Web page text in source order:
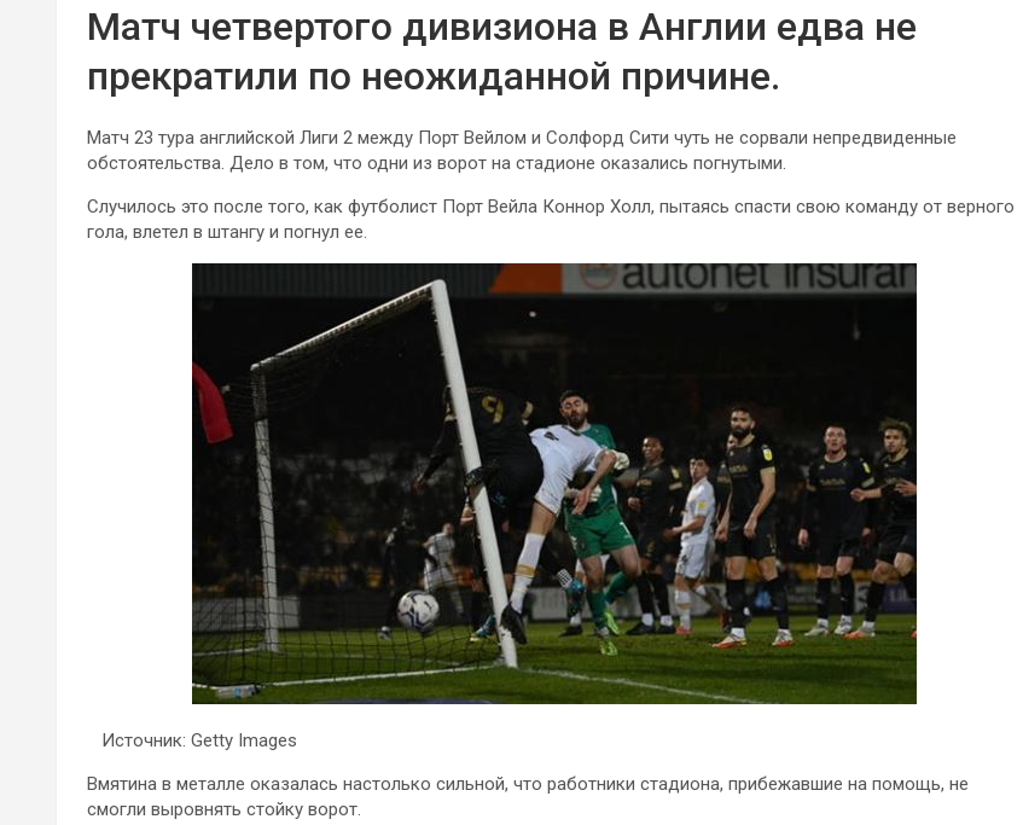
Матч четвертого дивизиона в Англии едва не
прекратили по неожиданной причине.
Матч 23 тура английской Лиги 2 между Порт Вейлом и Солфорд Сити чуть не сорвали непредвиденные
обстоятельства. Дело в том, что одни из ворот на стадионе оказались погнутыми.
Случилось это после того, как футболист Порт Вейла Коннор Холл, пытаясь спасти свою команду от верного
гола, влетел в штангу и погнул ее.
Источник: Getty Images
Вмятина в металле оказалась настолько сильной, что работники стадиона, прибежавшие на помощь, не
смогли выровнять стойку ворот.